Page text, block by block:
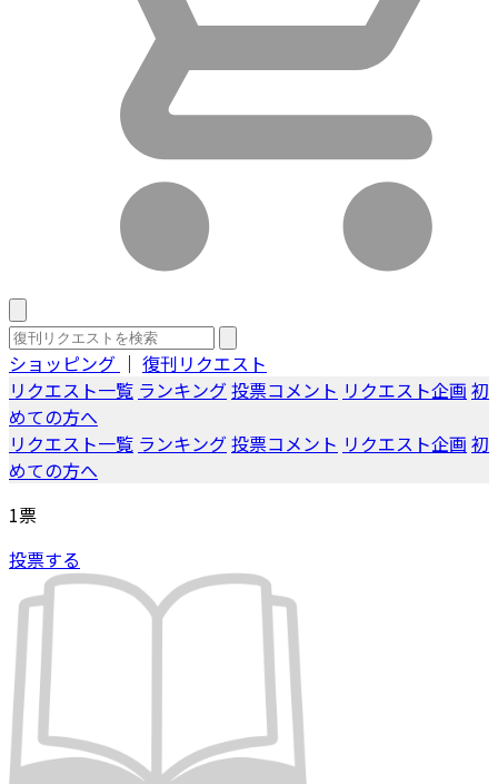
ショッピング ｜ 復刊リクエスト
リクエスト一覧 ランキング投票コメント リクエスト企画 初
めての方へ
リクエスト一覧 ランキング投票コメント リクエスト企画 初
めての方へ
1票
投票する